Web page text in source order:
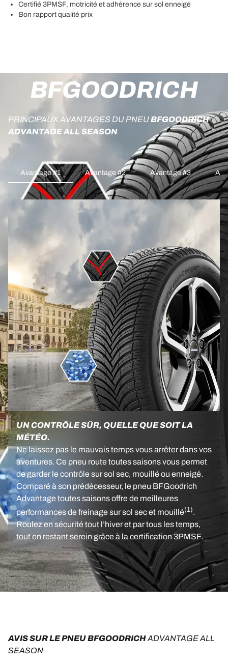
Certifié 3PMSF, motricité et adhérence sur sol enneigé
Bon rapport qualité prix
BFGOODRICH
PRINCIPAUX AVANTAGES DU PNEUBFGOODRICH
ADVANTAGE ALL SEASON
Avantage #1 Avantage #2 Avantage #3
UN CONTRÔLE SÛR, QUELLE QUE SOIT LA
MÉTÉO.
Ne laissez pas le mauvais temps vous arrêter dans vos
aventures. Ce pneu route toutes saisons vous permet
de garder le contrôle sur sol sec, mouillé ou enneigé.
Comparé à son prédécesseur, le pneu BFGoodrich
Advantage toutes saisons offre de meilleures
performances de freinage sur sol sec et mouillé(1).
Roulez en sécurité tout l’hiver et par tous les temps,
tout en restant serein grâce à la certification 3PMSF.
AVIS SUR LE PNEU BFGOODRICH ADVANTAGE ALL
SEASON